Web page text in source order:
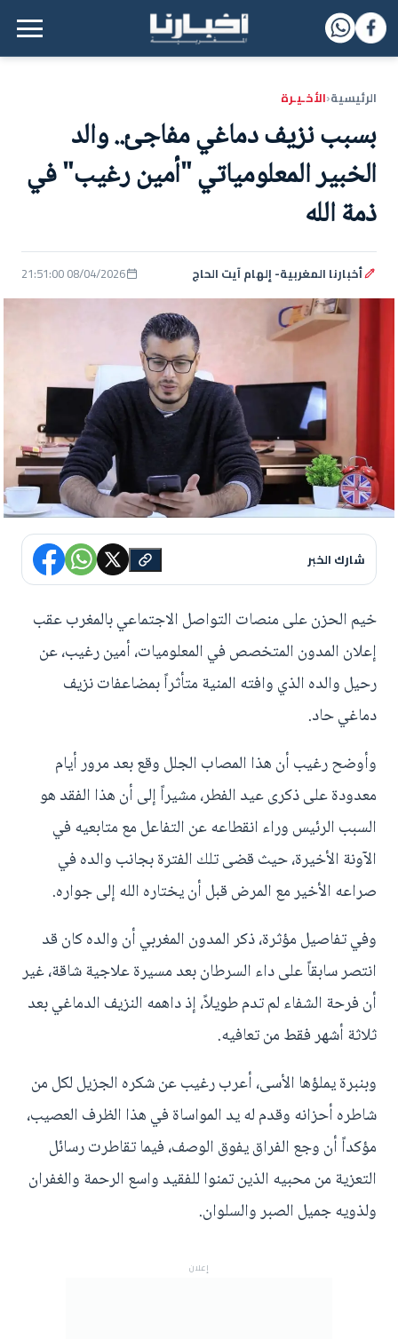
القائمة الرئيسية
الرئيسية‹الأخـيـرة
بسبب نزيف دماغي مفاجئ.. والد
الخبير المعلومياتي "أمين رغيب" في
ذمة الله
أخبارنا المغربية- إلهام آيت الحاج 08/04/2026 21:51:00
شارك الخبر
خيم الحزن على منصات التواصل الاجتماعي بالمغرب عقب
إعلان المدون المتخصص في المعلوميات، أمين رغيب، عن
رحيل والده الذي وافته المنية متأثراً بمضاعفات نزيف
دماغي حاد.
وأوضح رغيب أن هذا المصاب الجلل وقع بعد مرور أيام
معدودة على ذكرى عيد الفطر، مشيراً إلى أن هذا الفقد هو
السبب الرئيس وراء انقطاعه عن التفاعل مع متابعيه في
الآونة الأخيرة، حيث قضى تلك الفترة بجانب والده في
صراعه الأخير مع المرض قبل أن يختاره الله إلى جواره.
وفي تفاصيل مؤثرة، ذكر المدون المغربي أن والده كان قد
انتصر سابقاً على داء السرطان بعد مسيرة علاجية شاقة، غير
أن فرحة الشفاء لم تدم طويلاً، إذ داهمه النزيف الدماغي بعد
ثلاثة أشهر فقط من تعافيه.
وبنبرة يملؤها الأسى، أعرب رغيب عن شكره الجزيل لكل من
شاطره أحزانه وقدم له يد المواساة في هذا الظرف العصيب،
مؤكداً أن وجع الفراق يفوق الوصف، فيما تقاطرت رسائل
التعزية من محبيه الذين تمنوا للفقيد واسع الرحمة والغفران
ولذويه جميل الصبر والسلوان.
إعلان